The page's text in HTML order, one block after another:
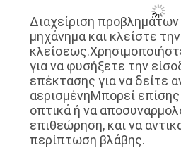
∆ιαχείριση
μηχάνημα και κλείστε
για να φυσήξετε την
επέκτασης για να δείτε
αερισμένηΜπορεί
οπτικά ή να
επιθεώρηση, και να
περίπτωση βλάβης.